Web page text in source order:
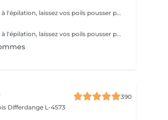
Pour préparer votre peau à l'épilation, laissez vos poils pousser pendant au moins deux semaines après le dernier rasage pour assurer une longueur adéquate. Il est également recommandé, mais non indispensable, d'effectuer un gommage doux 24 heures avant la séance pour éliminer les cellules mortes et faciliter l'extraction des poils. Le jour de l'épilation, évitez d'appliquer des crèmes ou des huiles sur la zone concernée afin d'assurer une bonne adhérence de la cire. Enfin, protégez votre peau en évitant l'exposition au soleil ou les séances de bronzage, qui pourraient la rendre plus sensible et irritable.
Pour préparer votre peau à l'épilation, laissez vos poils pousser pendant au moins deux semaines après le dernier rasage pour assurer une longueur adéquate. Il est également recommandé, mais non indispensable, d'effectuer un gommage doux 24 heures avant la séance pour éliminer les cellules mortes et faciliter l'extraction des poils. Le jour de l'épilation, évitez d'appliquer des crèmes ou des huiles sur la zone concernée afin d'assurer une bonne adhérence de la cire. Enfin, protégez votre peau en évitant l'exposition au soleil ou les séances de bronzage, qui pourraient la rendre plus sensible et irritable.
390
Differdange L-4573